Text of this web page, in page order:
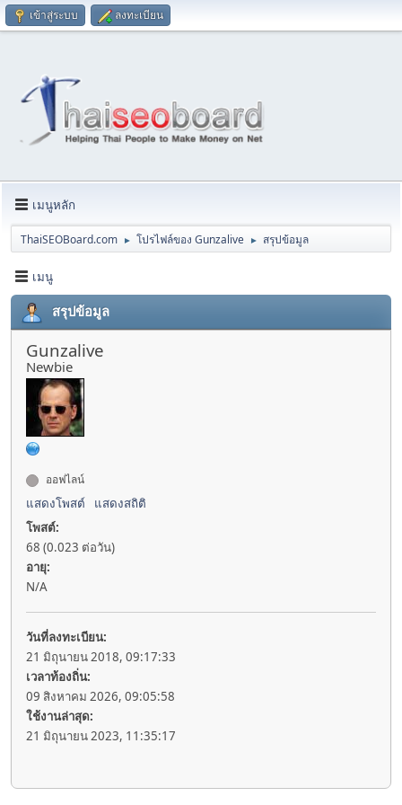
เข้าสู่ระบบ ลงทะเบียน
เมนูหลัก
ThaiSEOBoard.com ► โปรไฟล์ของ Gunzalive ► สรุปข้อมูล
เมนู
สรุปข้อมูล
Gunzalive
Newbie
ออฟไลน์
แสดงโพสต์
แสดงสถิติ
โพสต์:
68 (0.023 ต่อวัน)
อายุ:
N/A
วันที่ลงทะเบียน:
21 มิถุนายน 2018, 09:17:33
เวลาท้องถิ่น:
09 สิงหาคม 2026, 09:05:58
ใช้งานล่าสุด:
21 มิถุนายน 2023, 11:35:17